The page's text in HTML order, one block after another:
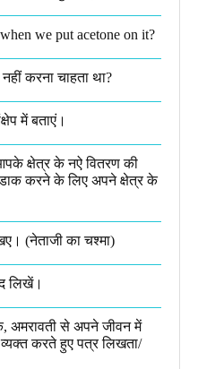
we put acetone on it?
करना चाहता था​?
में बताएं।
क्षेत्र के नऐ वितरण की
डाक करने के लिए अपने क्षेत्र के
(नेताजी का चश्मा)
लिखें।
अमरावती से अपने जीवन में
व्यक्त करते हुए पत्र लिखता/